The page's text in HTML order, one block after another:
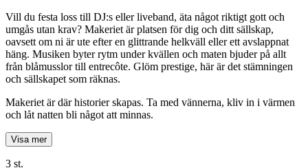
Vill du festa loss till DJ:s eller liveband, äta något riktigt gott och
umgås utan krav? Makeriet är platsen för dig och ditt sällskap,
oavsett om ni är ute efter en glittrande helkväll eller ett avslappnat
häng. Musiken byter rytm under kvällen och maten bjuder på allt
från blåmusslor till entrecôte. Glöm prestige, här är det stämningen
och sällskapet som räknas.
Makeriet är där historier skapas. Ta med vännerna, kliv in i värmen
och låt natten bli något att minnas.
Visa mer
3 st.